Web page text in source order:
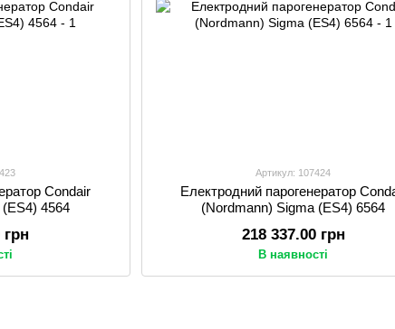
Condair
4564
грн
Артикул: 107424
Електродний парогенератор
(Nordmann) Sigma (ES4) 6564
218 337.00 грн
В наявності